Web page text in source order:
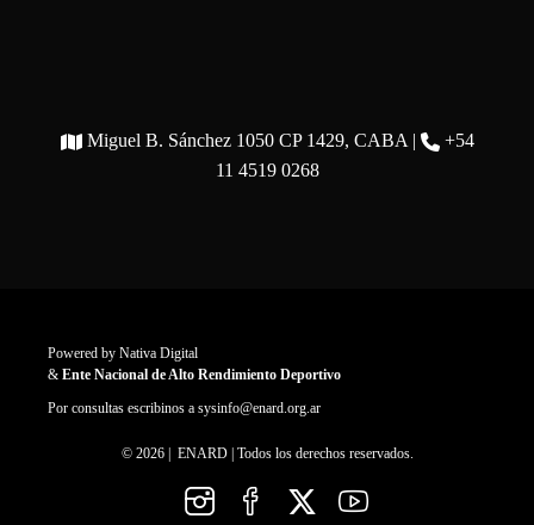
Miguel B. Sánchez 1050 CP 1429, CABA |
+54
11 4519 0268
Powered by Nativa Digital
& Ente Nacional de Alto Rendimiento Deportivo
Por consultas escribinos a sysinfo@enard.org.ar
© 2026 | ENARD | Todos los derechos reservados.